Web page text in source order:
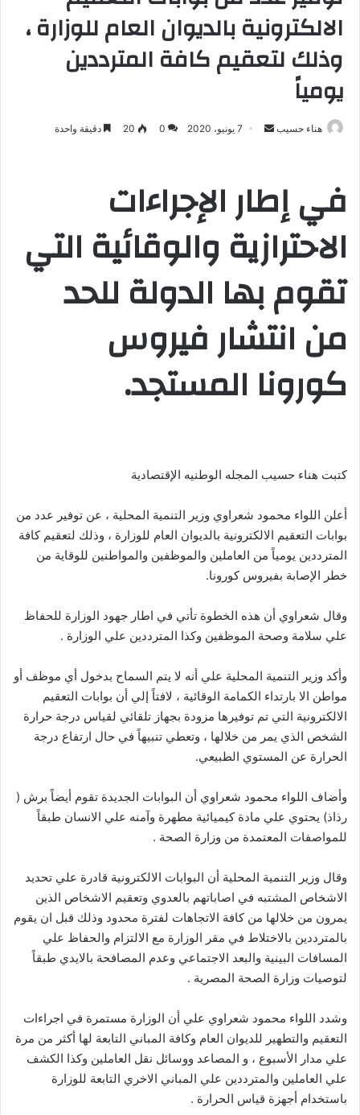
الالكترونية بالديوان العام للوزارة ،
وذلك لتعقيم كافة المترددين
يومياً
هناء حسيب
ب
ي
د
إ
ك
و
7 يونيو، 2020 0
20 دقيقة واحدة
في إطار الإجراءات
الاحترازية والوقائية التي
تقوم بها الدولة للحد
من انتشار فيروس
كورونا المستجد.
كتبت هناء حسيب المجله الوطنيه الإقتصادية
أعلن اللواء محمود شعراوي وزير التنمية المحلية ، عن توفير عدد من
بوابات التعقيم الالكترونية بالديوان العام للوزارة ، وذلك لتعقيم كافة
المترددين يومياً من العاملين والموظفين والمواطنين للوقاية من
خطر الإصابة بفيروس كورونا.
وقال شعراوي أن هذه الخطوة تأتي في اطار جهود الوزارة للحفاظ
علي سلامة وصحة الموظفين وكذا المترددين علي الوزارة .
وأكد وزير التنمية المحلية علي أنه لا يتم السماح بدخول أي موظف أو
مواطن الا بارتداء الكمامة الوقائية ، لافتاً إلي أن بوابات التعقيم
الالكترونية التي تم توفيرها مزودة بجهاز تلقائي لقياس درجة حرارة
الشخص الذي يمر من خلالها ، وتعطي تنبيهاً في حال ارتفاع درجة
الحرارة عن المستوي الطبيعي.
وأضاف اللواء محمود شعراوي أن البوابات الجديدة تقوم أيضاً برش (
رذاذ) يحتوي علي مادة كيميائية مطهرة وآمنه علي الانسان طبقاً
للمواصفات المعتمدة من وزارة الصحة .
وقال وزير التنمية المحلية أن البوابات الالكترونية قادرة علي تحديد
الاشخاص المشتبه في اصاباتهم بالعدوي وتعقيم الاشخاص الذين
يمرون من خلالها من كافة الاتجاهات لفترة محدود وذلك قبل ان يقوم
بالمترددين بالاختلاط في مقر الوزارة مع الالتزام والحفاظ علي
المسافات البينية والبعد الاجتماعي وعدم المصافحة بالايدي طبقاً
لتوصيات وزارة الصحة المصرية .
وشدد اللواء محمود شعراوي علي أن الوزارة مستمرة في اجراءات
التعقيم والتطهير للديوان العام وكافة المباني التابعة لها أكثر من مرة
علي مدار الأسبوع ، و المصاعد ووسائل نقل العاملين وكذا الكشف
علي العاملين والمترددين علي المباني الاخري التابعة للوزارة
باستخدام أجهزة قياس الحرارة .